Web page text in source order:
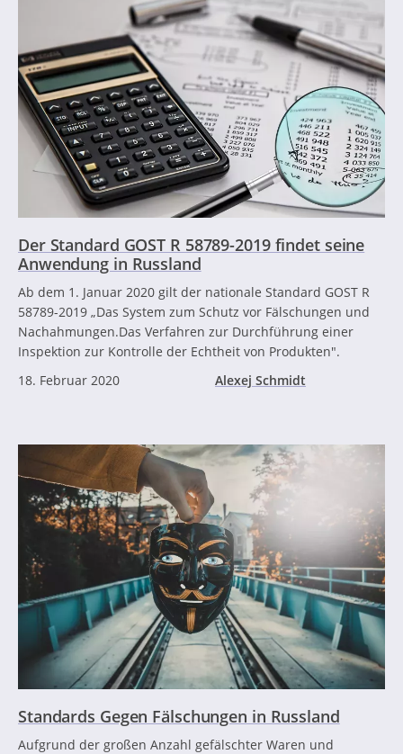
Der Standard GOST R 58789-2019 findet seine
Anwendung in Russland
Ab dem 1. Januar 2020 gilt der nationale Standard GOST R
58789-2019 „Das System zum Schutz vor Fälschungen und
Nachahmungen.Das Verfahren zur Durchführung einer
Inspektion zur Kontrolle der Echtheit von Produkten".
18. Februar 2020
Alexej Schmidt
Standards Gegen Fälschungen in Russland
Aufgrund der großen Anzahl gefälschter Waren und